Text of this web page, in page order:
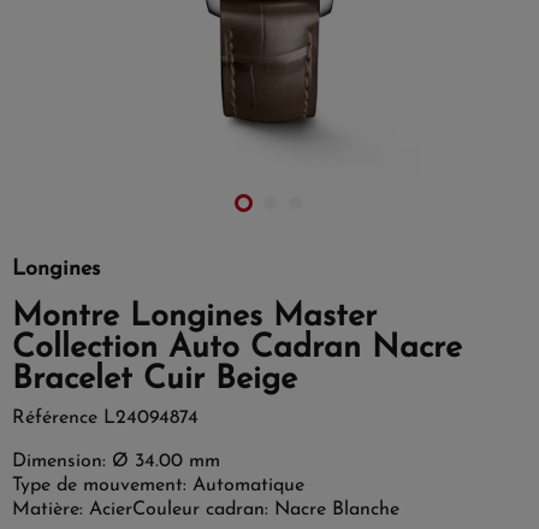
Longines
Montre Longines Master
Collection Auto Cadran Nacre
Bracelet Cuir Beige
Référence L24094874
Dimension: Ø 34.00 mm
Type de mouvement: Automatique
Matière: AcierCouleur cadran: Nacre Blanche